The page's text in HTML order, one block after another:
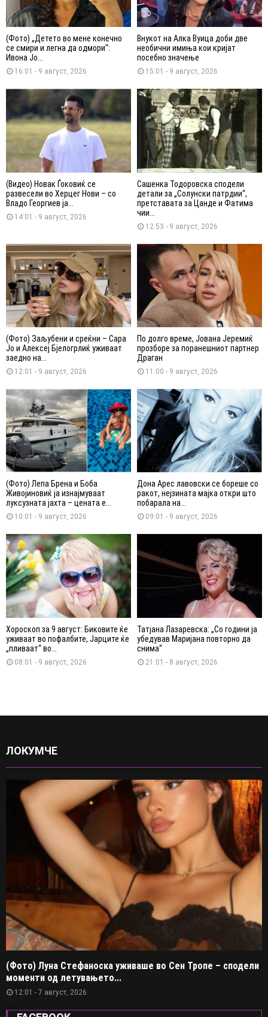
(Фото) „Детето во мене конечно
се смири и легна да одмори“:
Ивона Јо...
16:01 - 9 август, 2026
Внукот на Алка Вуица доби две
необични имиња кои кријат
посебно значење
15:01 - 9 август, 2026
(Видео) Новак Ѓоковиќ се
развесели во Херцег Нови – со
Владо Георгиев ја...
14:01 - 9 август, 2026
Сашенка Тодоровска сподели
детали за „Солунски патрдии“,
претставата за Цанде и Фатима
чии...
12:53 - 9 август, 2026
(Фото) Заљубени и среќни – Сара
Јо и Алексеј Бјелогрлиќ уживаат
заедно на...
12:01 - 9 август, 2026
По долго време, Јована Јеремиќ
прозборе за поранешниот партнер
Драган
11:00 - 9 август, 2026
(Фото) Лепа Брена и Боба
Живојиновиќ ја изнајмуваат
луксузната јахта – цената е...
10:01 - 9 август, 2026
Дона Арес лавовски се бореше со
ракот, нејзината мајка откри што
побарала на...
09:01 - 9 август, 2026
Хороскоп за 9 август: Биковите ќе
уживаат во пофалбите, Јарците ќе
„пливаат“ во...
08:01 - 9 август, 2026
Татјана Лазаревска: „Со години ја
убедував Маријана повторно да
снима“
21:01 - 8 август, 2026
ЛОКУМЧЕ
(Фото) Луна Стефаноска уживаше во Сен Тропе – сподели
моменти од летувањето...
12:01 - 7 август, 2026